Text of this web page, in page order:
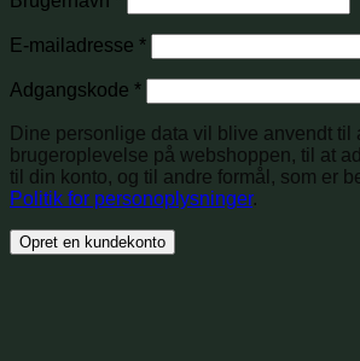
E-mailadresse *
Adgangskode *
Dine personlige data vil blive anvendt til
brugeroplevelse på webshoppen, til at
til din konto, og til andre formål, som er
Politik for personoplysninger.
Opret en kundekonto